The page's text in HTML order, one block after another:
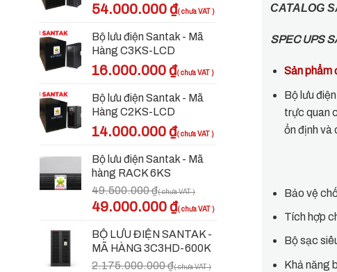
54.000.000₫
Bộ lưu điện Santak - Mã
Hàng C3KS-LCD
16.000.000₫
Bộ lưu điện Santak - Mã
Hàng C2KS-LCD
14.000.000₫
Bộ lưu điện Santak - Mã
hàng RACK 6KS
49.500.000₫
Giá
là:
49.500.000 ₫.
49.000.000₫
BỘ LƯU ĐIỆN SANTAK -
MÃ HÀNG 3C3HD-600K
2.175.000.000₫
CATALOG
SPEC UPS
Sản phẩm
Bộ lưu
trực quan
ổn định và
Bảo vệ
Tích hợp
Bộ sạc
Khả năng